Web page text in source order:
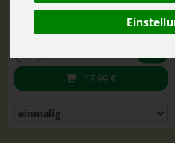
100 ml
17,99€